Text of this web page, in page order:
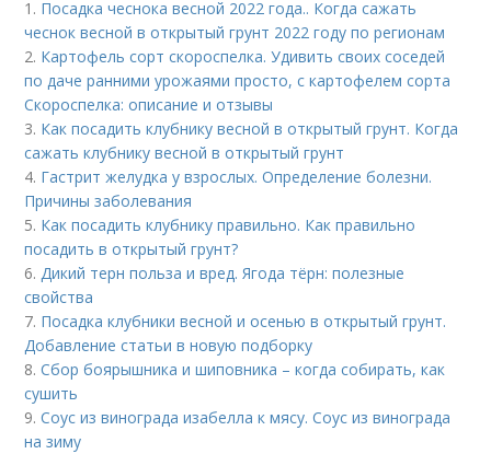
1. Посадка чеснока весной 2022 года.. Когда сажать
чеснок весной в открытый грунт 2022 году по регионам
2. Картофель сорт скороспелка. Удивить своих соседей
по даче ранними урожаями просто, с картофелем сорта
Скороспелка: описание и отзывы
3. Как посадить клубнику весной в открытый грунт. Когда
сажать клубнику весной в открытый грунт
4. Гастрит желудка у взрослых. Определение болезни.
Причины заболевания
5. Как посадить клубнику правильно. Как правильно
посадить в открытый грунт?
6.Дикий терн польза и вред. Ягода тёрн: полезные
свойства
7. Посадка клубники весной и осенью в открытый грунт.
Добавление статьи в новую подборку
8.Сбор боярышника и шиповника – когда собирать, как
сушить
9.Соус из винограда изабелла к мясу. Соус из винограда
на зиму